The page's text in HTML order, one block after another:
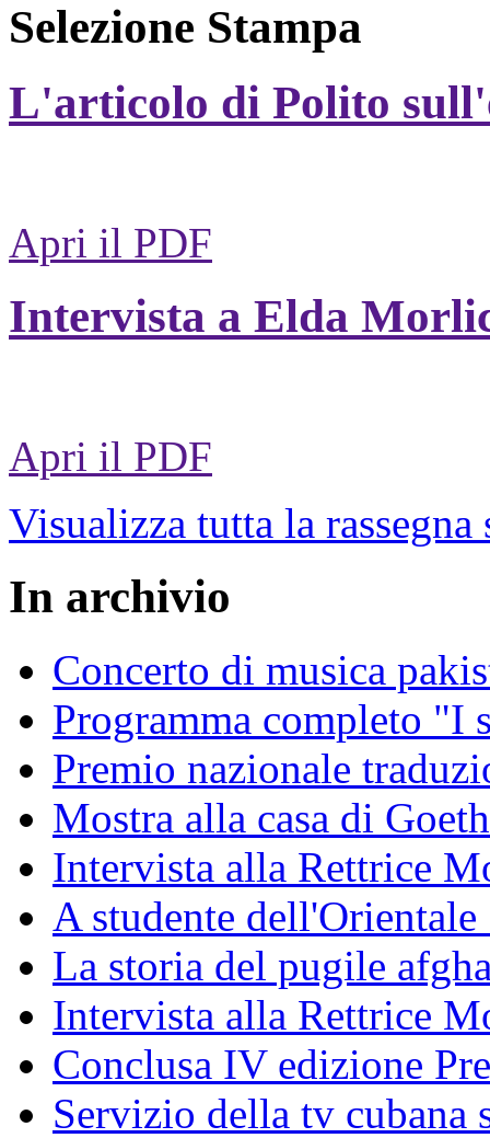
Selezione Stampa
L'articolo di Polito
Apri il PDF
Intervista a Elda
Apri il PDF
Visualizza tutta la rassegna
In archivio
Concerto di musica
Programma completo "I
Premio nazionale
Mostra alla casa di
Intervista alla Rettrice
A studente
La storia del pugile
Intervista alla Rettrice
Conclusa IV edizione
Servizio della tv